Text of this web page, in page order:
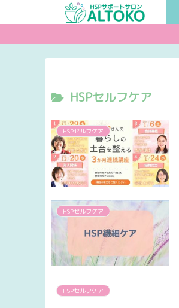
HSPセルフケア
HSPセルフケア
HSPセルフケア
HSPセルフケア